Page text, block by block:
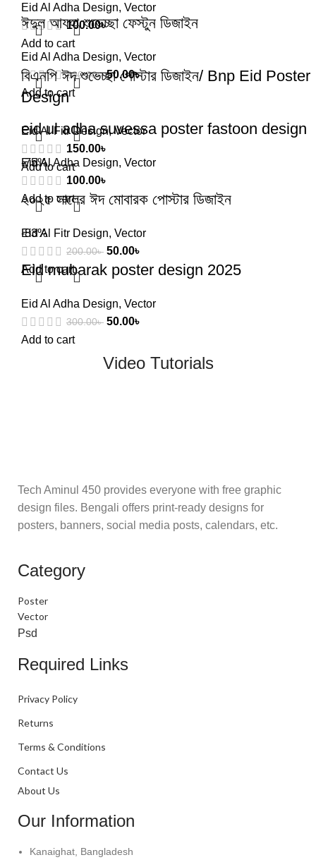
Eid Al Adha Design, Vector
100.00৳
Add to cart
ঈদুল আযহা শুভেচ্ছা ফেস্টুন ডিজাইন
Eid Al Adha Design, Vector
300.00৳ 50.00৳
Add to cart
বিএনপি ঈদ শুভেচ্ছা পোস্টার ডিজাইন/ Bnp Eid Poster
Design
Eid Al Fitr Design,Vector
150.00৳
Add to cart
eid ul adha suvessa poster fastoon design
Eid Al Adha Design, Vector
100.00৳
Add to cart
-75%
২০২৫ সালের ঈদ মোবারক পোস্টার ডিজাইন
Eid Al Fitr Design, Vector
200.00৳ 50.00৳
Add to cart
-83%
Eid mubarak poster design 2025
Eid Al Adha Design, Vector
300.00৳ 50.00৳
Add to cart
Video Tutorials
Tech Aminul 450 provides everyone with free graphic
design files. Bengali offers print-ready designs for
posters, banners, social media posts, calendars, etc.
Category
Poster
Vector
Psd
Required Links
Privacy Policy
Returns
Terms & Conditions
Contact Us
About Us
Our Information
Kanaighat, Bangladesh